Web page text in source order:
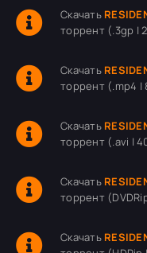
Скачать
торрент (.3gp |
Скачать
торрент (.mp4 |
Скачать
торрент (.avi |
Скачать
торрент
Скачать